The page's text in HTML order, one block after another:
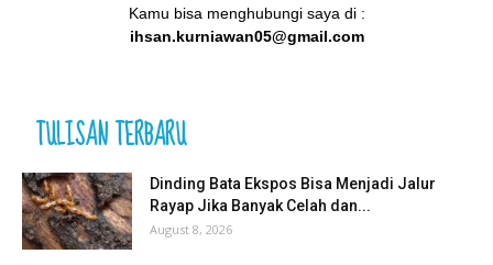
Kamu bisa menghubungi saya di :
ihsan.kurniawan05@gmail.com
TULISAN TERBARU
Dinding Bata Ekspos Bisa Menjadi Jalur
Rayap Jika Banyak Celah dan...
August 8, 2026